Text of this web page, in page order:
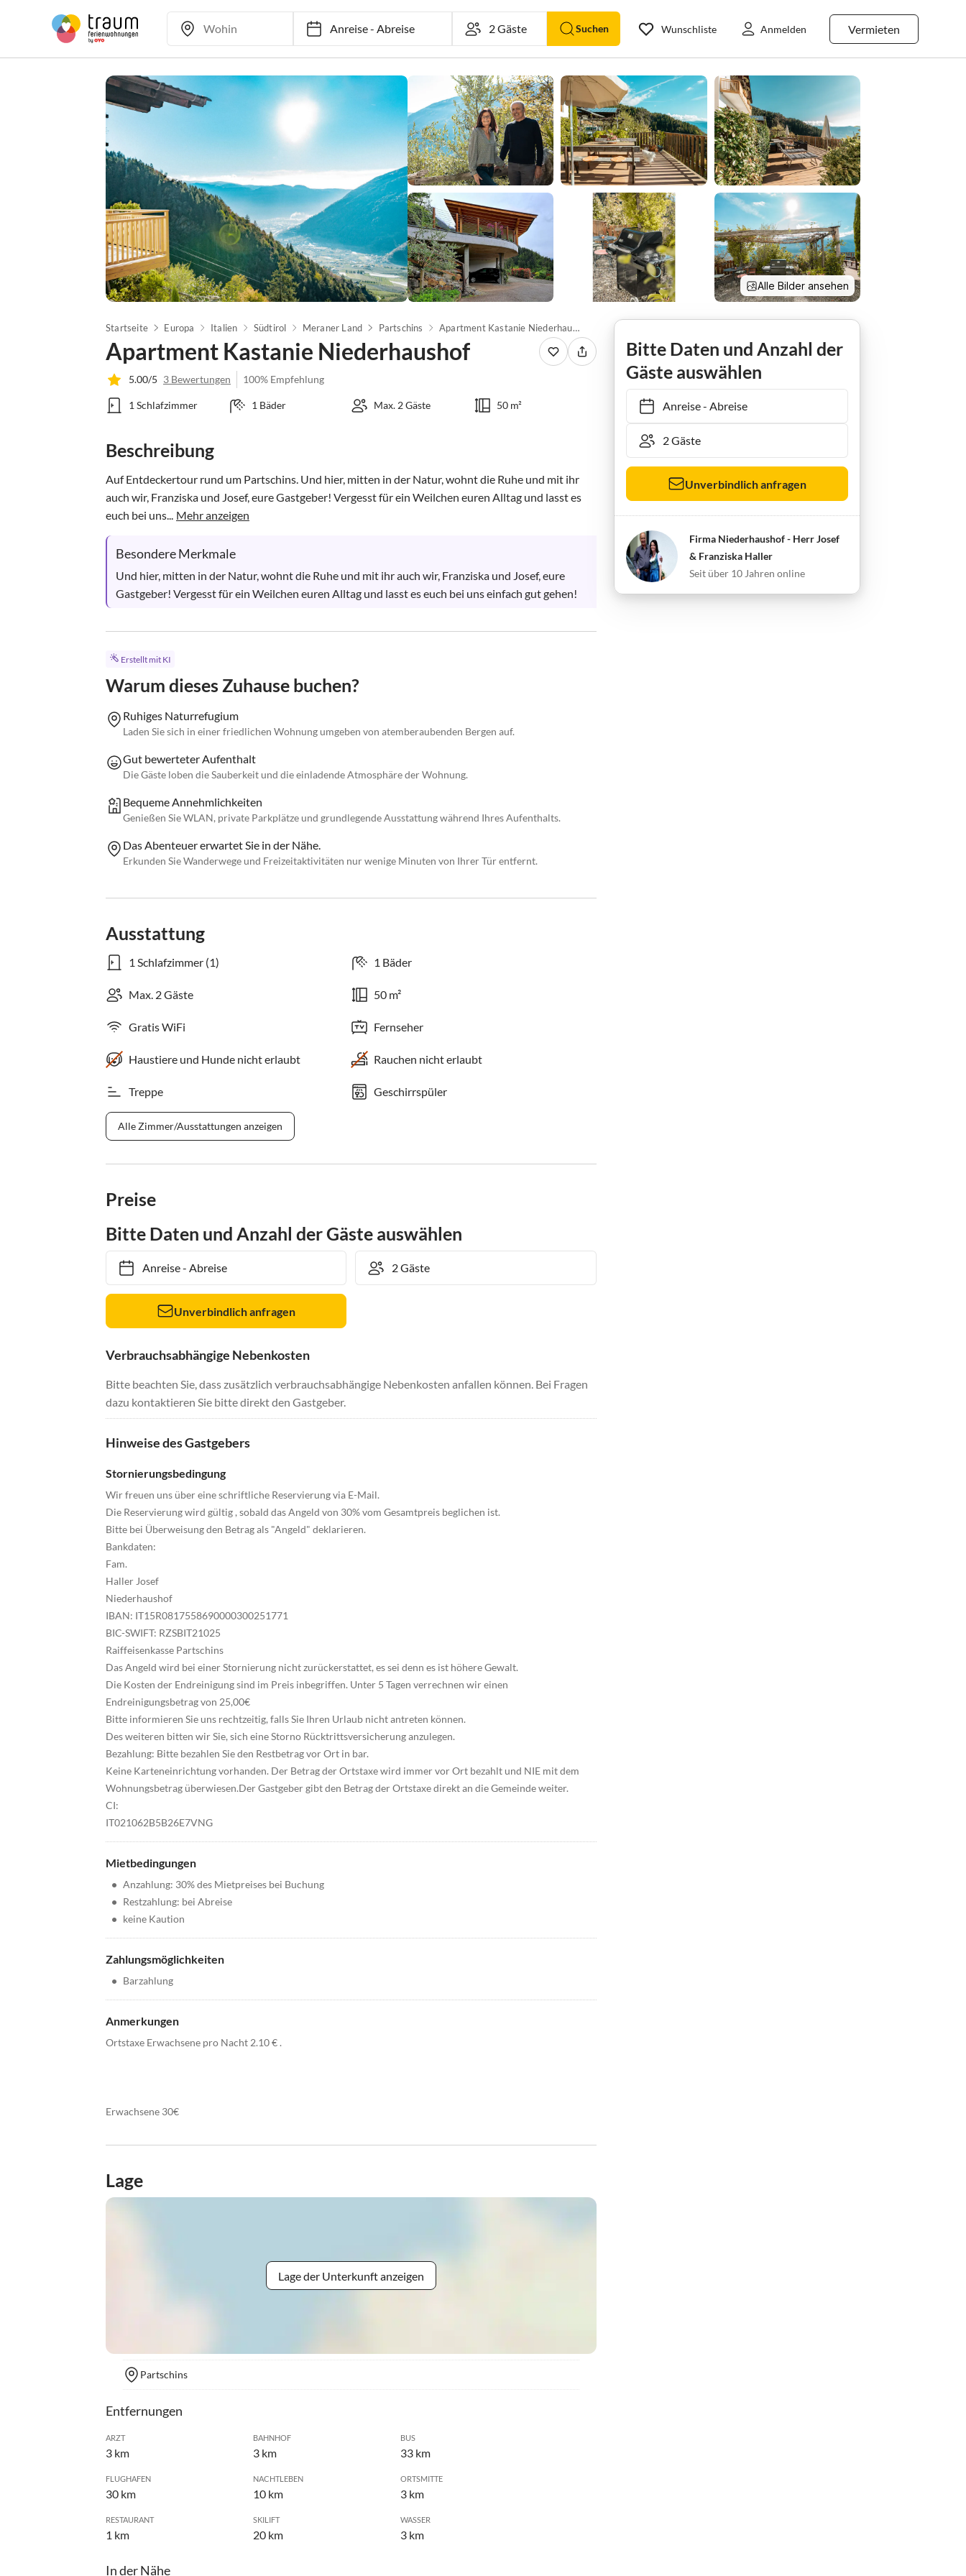
Anreise-Abreise Suchen Vermieten
Wunschliste Anmelden
Alle Bilder ansehen
Startseite Europa Italien Südtirol Meraner Land Partschins Apartment Kastanie Niederhaushof
Apartment Kastanie Niederhaushof
5.00/5 3 Bewertungen 100% Empfehlung
1 Schlafzimmer 1 Bäder Max. 2 Gäste 50 m²
Beschreibung
Auf Entdeckertour rund um Partschins. Und hier, mitten in der Natur, wohnt die Ruhe und mit ihr
auch wir, Franziska und Josef, eure Gastgeber! Vergesst für ein Weilchen euren Alltag und lasst es
euch bei uns... Mehr anzeigen
Besondere Merkmale
Und hier, mitten in der Natur, wohnt die Ruhe und mit ihr auch wir, Franziska und Josef, eure
Gastgeber! Vergesst für ein Weilchen euren Alltag und lasst es euch bei uns einfach gut gehen!
Erstellt mit KI
Warum dieses Zuhause buchen?
Ruhiges Naturrefugium
Laden Sie sich in einer friedlichen Wohnung umgeben von atemberaubenden Bergen auf.
Gut bewerteter Aufenthalt
Die Gäste loben die Sauberkeit und die einladende Atmosphäre der Wohnung.
Bequeme Annehmlichkeiten
Genießen Sie WLAN, private Parkplätze und grundlegende Ausstattung während Ihres Aufenthalts.
Das Abenteuer erwartet Sie in der Nähe.
Erkunden Sie Wanderwege und Freizeitaktivitäten nur wenige Minuten von Ihrer Tür entfernt.
Ausstattung
1 Schlafzimmer (1) 1 Bäder
Max. 2 Gäste 50 m²
Gratis WiFi Fernseher
Haustiere und Hunde nicht erlaubt Rauchen nicht erlaubt
Treppe Geschirrspüler
Alle Zimmer/Ausstattungen anzeigen
Preise
Bitte Daten und Anzahl der Gäste auswählen
Anreise- Abreise
Unverbindlich anfragen
Verbrauchsabhängige Nebenkosten
Bitte beachten Sie, dass zusätzlich verbrauchsabhängige Nebenkosten anfallen können. Bei Fragen
dazu kontaktieren Sie bitte direkt den Gastgeber.
Hinweise des Gastgebers
Stornierungsbedingung
Wir freuen uns über eine schriftliche Reservierung via E-Mail.
Die Reservierung wird gültig , sobald das Angeld von 30% vom Gesamtpreis beglichen ist.
Bitte bei Überweisung den Betrag als "Angeld" deklarieren.
Bankdaten:
Fam.
Haller Josef
Niederhaushof
IBAN: IT15R0817558690000300251771
BIC-SWIFT: RZSBIT21025
Raiffeisenkasse Partschins
Das Angeld wird bei einer Stornierung nicht zurückerstattet, es sei denn es ist höhere Gewalt.
Die Kosten der Endreinigung sind im Preis inbegriffen. Unter 5 Tagen verrechnen wir einen
Endreinigungsbetrag von 25,00€
Bitte informieren Sie uns rechtzeitig, falls Sie Ihren Urlaub nicht antreten können.
Des weiteren bitten wir Sie, sich eine Storno Rücktrittsversicherung anzulegen.
Bezahlung: Bitte bezahlen Sie den Restbetrag vor Ort in bar.
Keine Karteneinrichtung vorhanden. Der Betrag der Ortstaxe wird immer vor Ort bezahlt und NIE mit dem
Wohnungsbetrag überwiesen.Der Gastgeber gibt den Betrag der Ortstaxe direkt an die Gemeinde weiter.
CI:
IT021062B5B26E7VNG
Mietbedingungen
• Anzahlung: 30% des Mietpreises bei Buchung
• Restzahlung: bei Abreise
• keine Kaution
Zahlungsmöglichkeiten
• Barzahlung
Anmerkungen
Ortstaxe Erwachsene pro Nacht 2.10 € .
Erwachsene 30€
Lage
Lage der Unterkunft anzeigen
Partschins
Entfernungen
ARZT
3 km
BAHNHOF
3 km
BUS
33 km
FLUGHAFEN
30 km
NACHTLEBEN
10 km
ORTSMITTE
3 km
RESTAURANT
1 km
SKILIFT
20 km
WASSER
3 km
In der Nähe
Bitte Daten und Anzahl der
Gäste auswählen
Anreise- Abreise
Unverbindlich anfragen
Firma Niederhaushof - Herr Josef
& Franziska Haller
Seit über 10 Jahren online